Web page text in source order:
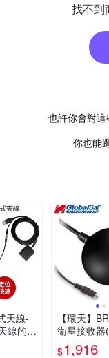
找不到
也許你會對這
你也能
天線-
線的導
【環天】
衛星接收器
接介面)
$1,916